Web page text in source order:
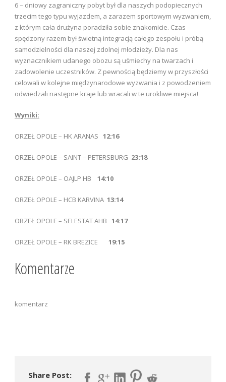
6 – dniowy zagraniczny pobyt był dla naszych podopiecznych
trzecim tego typu wyjazdem, a zarazem sportowym wyzwaniem,
z którym cała drużyna poradziła sobie znakomicie. Czas
spędzony razem był świetną integracją całego zespołu i próbą
samodzielności dla naszej zdolnej młodzieży. Dla nas
wyznacznikiem udanego obozu są uśmiechy na twarzach i
zadowolenie uczestników. Z pewnością będziemy w przyszłości
celowali w kolejne międzynarodowe wyzwania i z powodzeniem
odwiedzali następne kraje lub wracali w te urokliwe miejsca!
Wyniki:
ORZEŁ OPOLE – HK ARANAS 12:16
ORZEŁ OPOLE – SAINT – PETERSBURG 23:18
ORZEŁ OPOLE – OAJLP HB 14:10
ORZEŁ OPOLE – HCB KARVINA 13:14
ORZEŁ OPOLE – SELESTAT AHB 14:17
ORZEŁ OPOLE – RK BREZICE 19:15
Komentarze
komentarz
Share Post: